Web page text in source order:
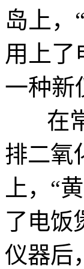
岛上，
用上了
一种新
在常
排二氧
上，“
了电饭
仪器后